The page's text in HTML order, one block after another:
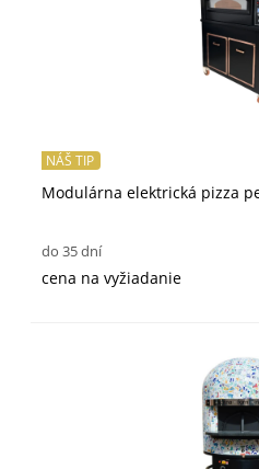
Modulárna elektrická pizza
NÁŠ TIP
do 35 dní
cena na vyžiadanie